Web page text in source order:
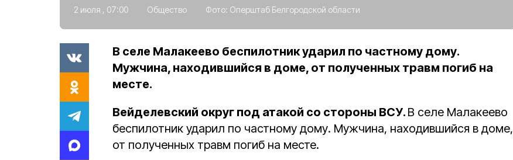
2 июля , 07:00 Общество Фото: Оперштаб Белгородской области
В селе Малакеево беспилотник ударил по частному дому.
Мужчина, находившийся в доме, от полученных травм погиб на
месте.
Вейделевский округ под атакой со стороны ВСУ. В селе Малакеево
беспилотник ударил по частному дому. Мужчина, находившийся в доме,
от полученных травм погиб на месте.